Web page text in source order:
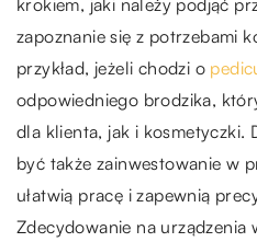
zapoznanie się z potrzebami
przykład, jeżeli chodzi o
odpowiedniego brodzika,
dla klienta, jak i kosmetyczki.
być także zainwestowanie w
ułatwią pracę i zapewnią
Zdecydowanie na urządzenia